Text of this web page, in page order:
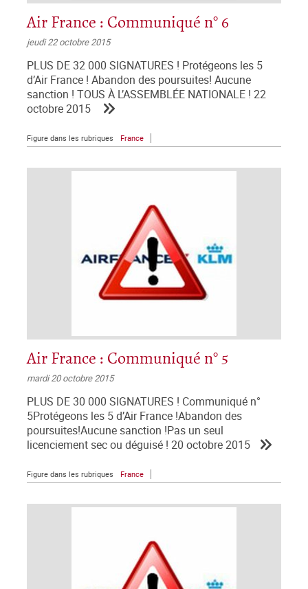
Air France : Communiqué n° 6
jeudi 22 octobre 2015
PLUS DE 32 000 SIGNATURES ! Protégeons les 5
d’Air France ! Abandon des poursuites! Aucune
sanction ! TOUS À L’ASSEMBLÉE NATIONALE ! 22
octobre 2015
Figure dans les rubriques France
Air France : Communiqué n° 5
mardi 20 octobre 2015
PLUS DE 30 000 SIGNATURES ! Communiqué n°
5Protégeons les 5 d’Air France !Abandon des
poursuites!Aucune sanction !Pas un seul
licenciement sec ou déguisé ! 20 octobre 2015
Figure dans les rubriques France